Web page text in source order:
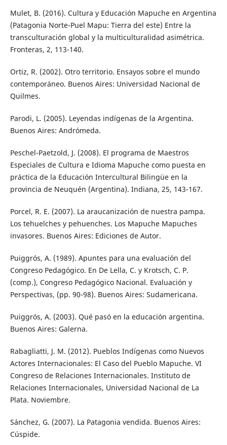
Mulet, B. (2016). Cultura y Educación Mapuche en Argentina
(Patagonia Norte-Puel Mapu: Tierra del este) Entre la
transculturación global y la multiculturalidad asimétrica.
Fronteras, 2, 113-140.
Ortiz, R. (2002). Otro territorio. Ensayos sobre el mundo
contemporáneo. Buenos Aires: Universidad Nacional de
Quilmes.
Parodi, L. (2005). Leyendas indígenas de la Argentina.
Buenos Aires: Andrómeda.
Peschel-Paetzold, J. (2008). El programa de Maestros
Especiales de Cultura e Idioma Mapuche como puesta en
práctica de la Educación Intercultural Bilingüe en la
provincia de Neuquén (Argentina). Indiana, 25, 143-167.
Porcel, R. E. (2007). La araucanización de nuestra pampa.
Los tehuelches y pehuenches. Los Mapuche Mapuches
invasores. Buenos Aires: Ediciones de Autor.
Puiggrós, A. (1989). Apuntes para una evaluación del
Congreso Pedagógico. En De Lella, C. y Krotsch, C. P.
(comp.), Congreso Pedagógico Nacional. Evaluación y
Perspectivas, (pp. 90-98). Buenos Aires: Sudamericana.
Puiggrós, A. (2003). Qué pasó en la educación argentina.
Buenos Aires: Galerna.
Rabagliatti, J. M. (2012). Pueblos Indígenas como Nuevos
Actores Internacionales: El Caso del Pueblo Mapuche. VI
Congreso de Relaciones Internacionales. Instituto de
Relaciones Internacionales, Universidad Nacional de La
Plata. Noviembre.
Sánchez, G. (2007). La Patagonia vendida. Buenos Aires:
Cúspide.